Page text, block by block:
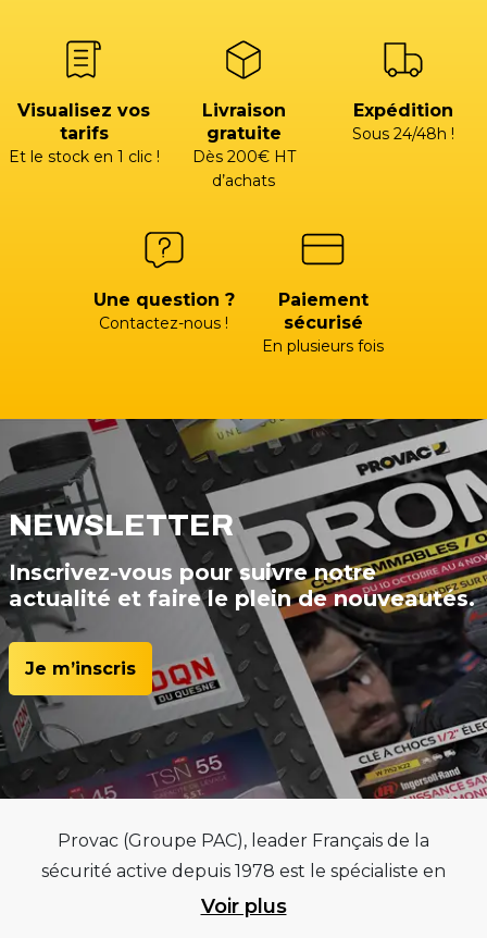
Visualisez vos
tarifs
Et le stock en 1 clic !
Livraison
gratuite
Dès 200€ HT
d’achats
Expédition
Sous 24/48h !
Une question ?
Contactez-nous !
Paiement
sécurisé
En plusieurs fois
NEWSLETTER
Inscrivez-vous pour suivre notre
actualité et faire le plein de nouveautés.
Je m’inscris
Provac (Groupe PAC), leader Français de la
sécurité active depuis 1978 est le spécialiste en
équipements pour garages et centres
Voir plus